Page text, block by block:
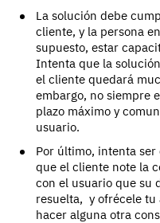
La solución debe
cliente, y la persona
supuesto, estar
Intenta que la
el cliente quedará
embargo, no siempre
plazo máximo y
usuario.
Por último, intenta
que el cliente note la
con el usuario que su
resuelta, y ofrécele tu
hacer alguna otra